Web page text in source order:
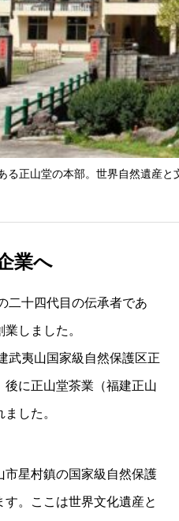
る正山堂の本部。世界自然遺産
業へ
二十四代目の伝承者であ
しました。
武夷山国家級自然保護区正
に正山堂茶業（福建正山
した。
市星村鎮の国家級自然保護
。ここは世界文化遺産と